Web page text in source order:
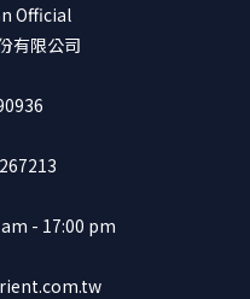
Official
有限公司
- 17:00 pm